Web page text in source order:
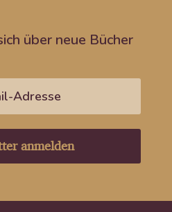
über neue Bücher
anmelden